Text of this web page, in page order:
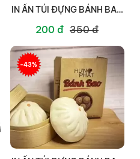
IN ẤN TÚI ĐỰNG BÁNH BAO
200 đ 350 đ
-43%